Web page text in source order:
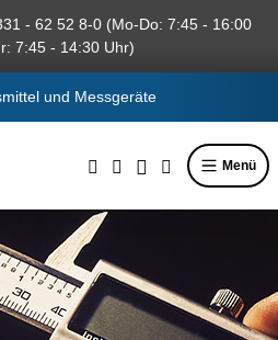
- 62 52 8-0 (Mo-Do: 7:45 - 16:00
7:45 - 14:30 Uhr)
und Messgeräte
Menü